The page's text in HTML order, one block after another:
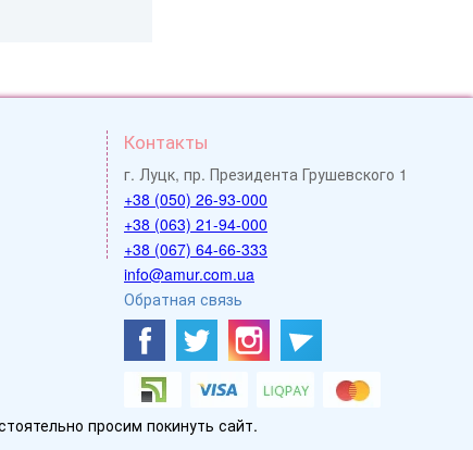
Контакты
г. Луцк, пр. Президента Грушевского 1
+38 (050) 26-93-000
+38 (063) 21-94-000
+38 (067) 64-66-333
info@amur.com.ua
Обратная связь
просим покинуть сайт.